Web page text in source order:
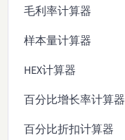
毛利率计算器
样本量计算器
HEX计算器
百分比增长率计算器
百分比折扣计算器